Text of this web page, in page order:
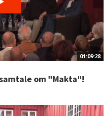
01:09:28
om "Makta"!